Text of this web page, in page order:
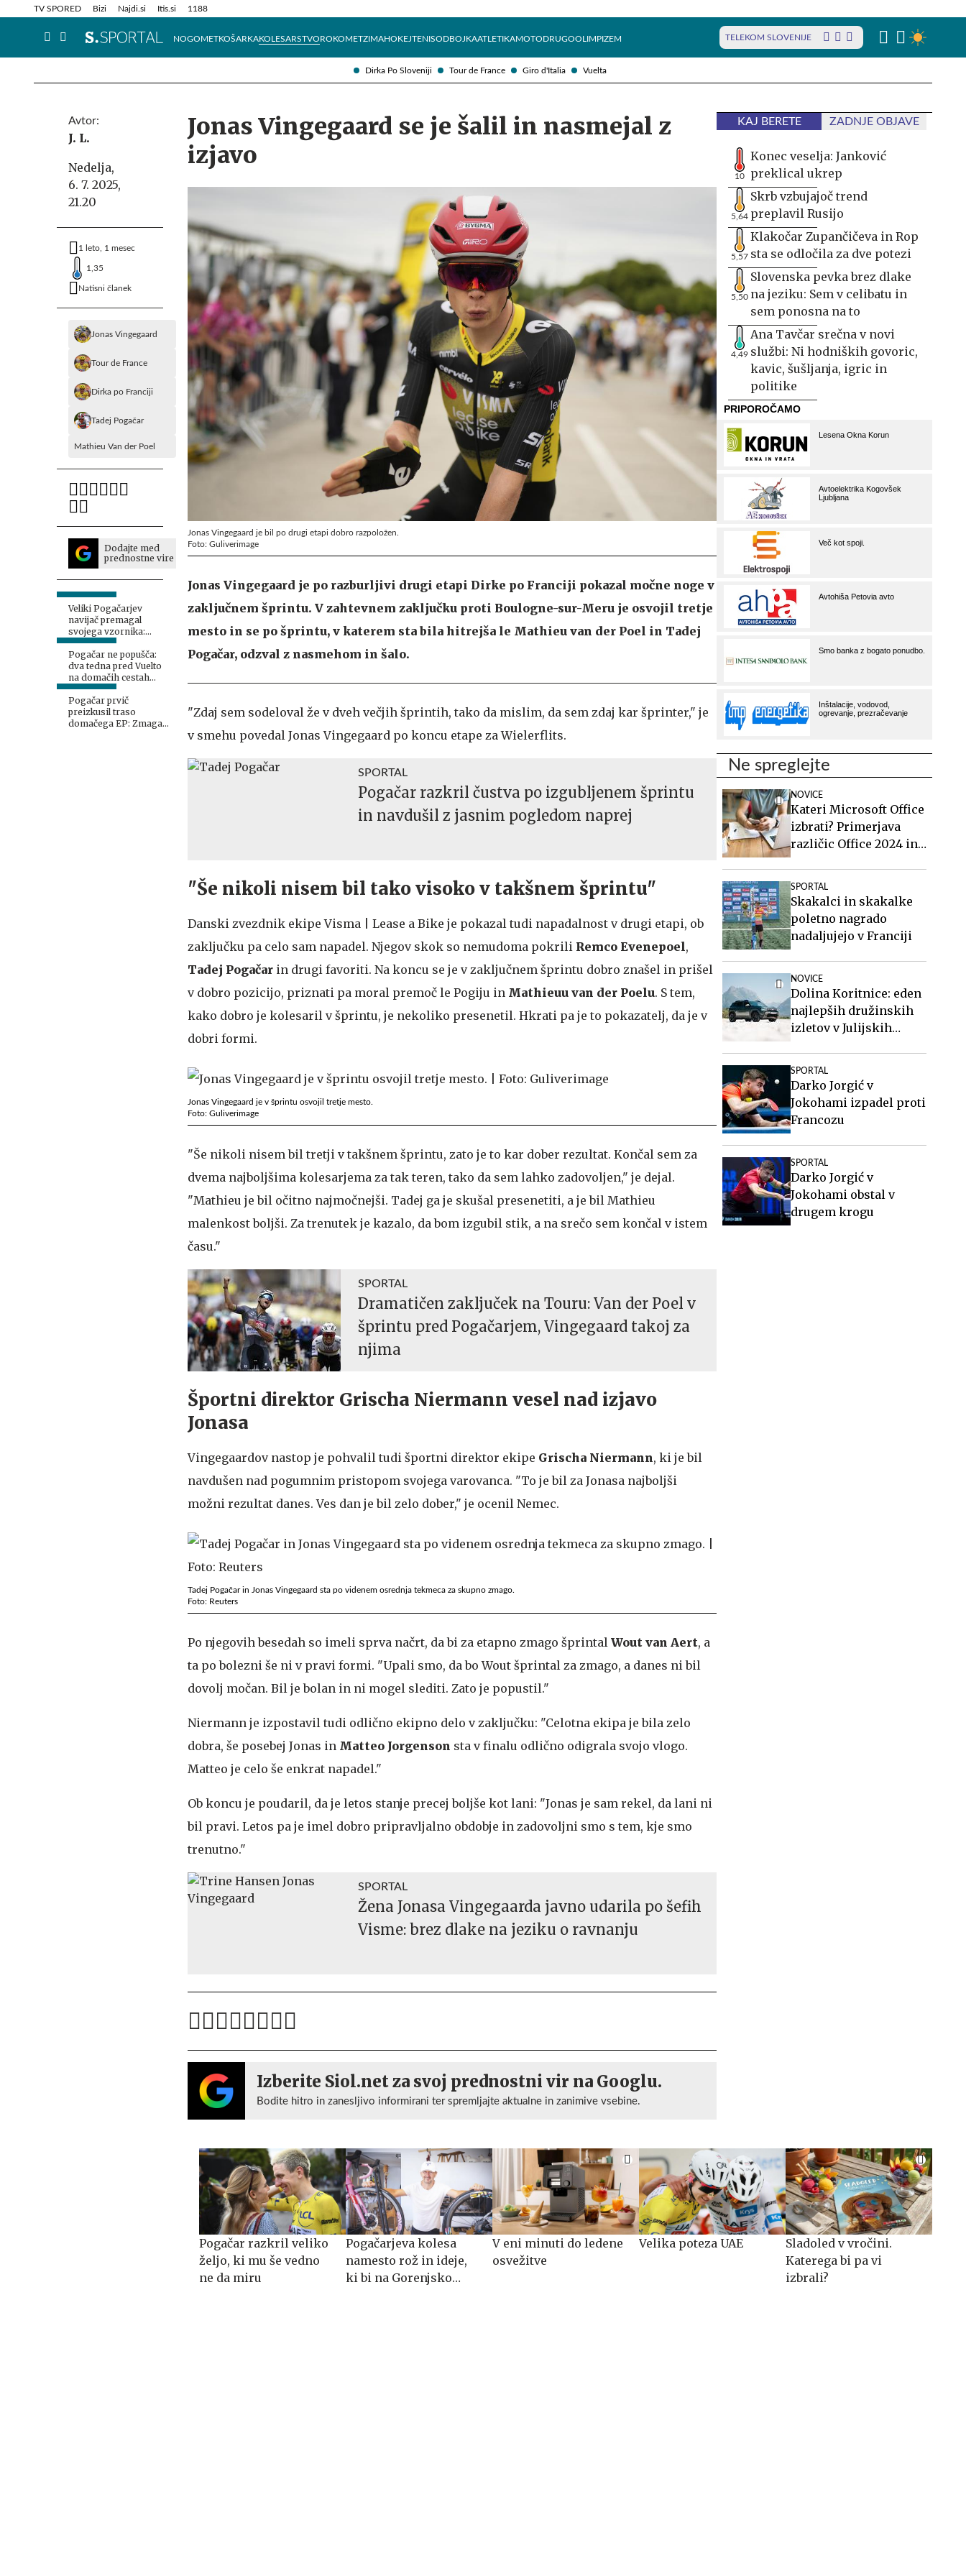
Dirka Po Sloveniji Tour de France Giro d'Italia Vuelta
TV SPORED Bizi Najdi.si Itis.si 1188
NOGOMETKOŠARKAKOLESARSTVOROKOMETZIMAHOKEJTENISODBOJKAATLETIKAMOTODRUGOOLIMPIZEM TELEKOM SLOVENIJE
Info in obvestila Tehnik
Avtor:
J. L.
Nedelja,
6. 7. 2025,
21.20
1 leto, 1 mesec
1,35
Natisni članek
Jonas Vingegaard
Tour de France
Dirka po Franciji
Tadej Pogačar
Mathieu Van der Poel
Dodajte med
prednostne vire
Veliki Pogačarjev
navijač premagal
svojega vzornika:
Življenjski cilj izpolnjen
Pogačar ne popušča:
dva tedna pred Vuelto
na domačih cestah
podira rekorde
Pogačar prvič
preizkusil traso
domačega EP: Zmagal
Jonas Vingegaard se je šalil in nasmejal z
izjavo
Jonas Vingegaard je bil po drugi etapi dobro razpoložen.
Foto: Guliverimage
Jonas Vingegaard je po razburljivi drugi etapi Dirke po Franciji pokazal močne noge v
zaključnem šprintu. V zahtevnem zaključku proti Boulogne-sur-Meru je osvojil tretje
mesto in se po šprintu, v katerem sta bila hitrejša le Mathieu van der Poel in Tadej
Pogačar, odzval z nasmehom in šalo.
"Zdaj sem sodeloval že v dveh večjih šprintih, tako da mislim, da sem zdaj kar šprinter," je
v smehu povedal Jonas Vingegaard po koncu etape za Wielerflits.
SPORTAL
Pogačar razkril čustva po izgubljenem šprintu
in navdušil z jasnim pogledom naprej
"Še nikoli nisem bil tako visoko v takšnem šprintu"
Danski zvezdnik ekipe Visma | Lease a Bike je pokazal tudi napadalnost v drugi etapi, ob
zaključku pa celo sam napadel. Njegov skok so nemudoma pokrili Remco Evenepoel,
Tadej Pogačar in drugi favoriti. Na koncu se je v zaključnem šprintu dobro znašel in prišel
v dobro pozicijo, priznati pa moral premoč le Pogiju in Mathieuu van der Poelu. S tem,
kako dobro je kolesaril v šprintu, je nekoliko presenetil. Hkrati pa je to pokazatelj, da je v
dobri formi.
Jonas Vingegaard je v šprintu osvojil tretje mesto.
Foto: Guliverimage
"Še nikoli nisem bil tretji v takšnem šprintu, zato je to kar dober rezultat. Končal sem za
dvema najboljšima kolesarjema za tak teren, tako da sem lahko zadovoljen," je dejal.
"Mathieu je bil očitno najmočnejši. Tadej ga je skušal presenetiti, a je bil Mathieu
malenkost boljši. Za trenutek je kazalo, da bom izgubil stik, a na srečo sem končal v istem
času."
SPORTAL
Dramatičen zaključek na Touru: Van der Poel v
šprintu pred Pogačarjem, Vingegaard takoj za
njima
Športni direktor Grischa Niermann vesel nad izjavo
Jonasa
Vingegaardov nastop je pohvalil tudi športni direktor ekipe Grischa Niermann, ki je bil
navdušen nad pogumnim pristopom svojega varovanca. "To je bil za Jonasa najboljši
možni rezultat danes. Ves dan je bil zelo dober," je ocenil Nemec.
Tadej Pogačar in Jonas Vingegaard sta po videnem osrednja tekmeca za skupno zmago.
Foto: Reuters
Po njegovih besedah so imeli sprva načrt, da bi za etapno zmago šprintal Wout van Aert, a
ta po bolezni še ni v pravi formi. "Upali smo, da bo Wout šprintal za zmago, a danes ni bil
dovolj močan. Bil je bolan in ni mogel slediti. Zato je popustil."
Niermann je izpostavil tudi odlično ekipno delo v zaključku: "Celotna ekipa je bila zelo
dobra, še posebej Jonas in Matteo Jorgenson sta v finalu odlično odigrala svojo vlogo.
Matteo je celo še enkrat napadel."
Ob koncu je poudaril, da je letos stanje precej boljše kot lani: "Jonas je sam rekel, da lani ni
bil pravi. Letos pa je imel dobro pripravljalno obdobje in zadovoljni smo s tem, kje smo
trenutno."
SPORTAL
Žena Jonasa Vingegaarda javno udarila po šefih
Visme: brez dlake na jeziku o ravnanju
Izberite Siol.net za svoj prednostni vir na Googlu.
Bodite hitro in zanesljivo informirani ter spremljajte aktualne in zanimive vsebine.
KAJ BERETE ZADNJE OBJAVE
10
Konec veselja: Janković
preklical ukrep
5,64
Skrb vzbujajoč trend
preplavil Rusijo
5,57
Klakočar Zupančičeva in Rop
sta se odločila za dve potezi
5,50
Slovenska pevka brez dlake
na jeziku: Sem v celibatu in
sem ponosna na to
4,49
Ana Tavčar srečna v novi
službi: Ni hodniških govoric,
kavic, šušljanja, igric in
politike
Ne spreglejte
NOVICE
Kateri Microsoft Office
izbrati? Primerjava
različic Office 2024 in
SPORTAL
Skakalci in skakalke
poletno nagrado
nadaljujejo v Franciji
NOVICE
Dolina Koritnice: eden
najlepših družinskih
izletov v Julijskih
SPORTAL
Darko Jorgić v
Jokohami izpadel proti
Francozu
SPORTAL
Darko Jorgić v
Jokohami obstal v
drugem krogu
Pogačar razkril veliko
željo, ki mu še vedno
ne da miru
Pogačarjeva kolesa
namesto rož in ideje,
ki bi na Gorenjsko
V eni minuti do ledene
osvežitve
Velika poteza UAE
Sladoled v vročini.
Katerega bi pa vi
izbrali?